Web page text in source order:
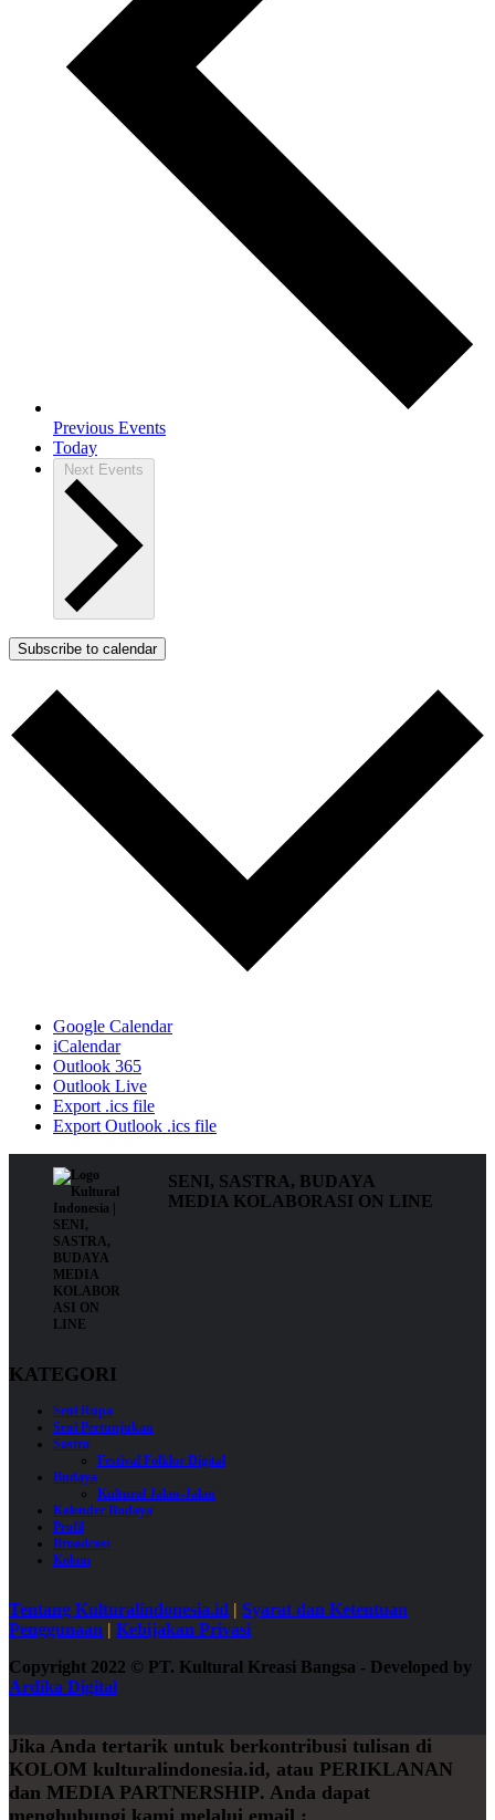
Previous Events
Today
Next Events
Subscribe to calendar
Google Calendar
iCalendar
Outlook 365
Outlook Live
Export .ics file
Export Outlook .ics file
SENI, SASTRA, BUDAYA
MEDIA KOLABORASI ON LINE
KATEGORI
Seni Rupa
Seni Pertunjukan
Sastra
Festival Folklor Digital
Budaya
Kultural Jalan-Jalan
Kalender Budaya
Profil
Broadcast
Kolom
Tentang Kulturalindonesia.id | Syarat dan Ketentuan
Penggunaan | Kebijakan Privasi
Copyright 2022 © PT. Kultural Kreasi Bangsa - Developed by
Ardika Digital
Jika Anda tertarik untuk berkontribusi tulisan di
KOLOM kulturalindonesia.id, atau PERIKLANAN
dan MEDIA PARTNERSHIP. Anda dapat
menghubungi kami melalui email :